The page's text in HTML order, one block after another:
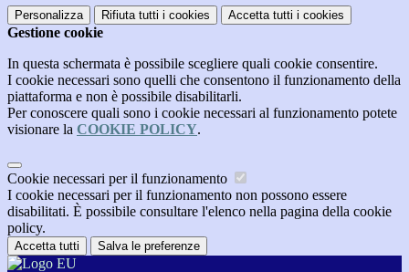
Personalizza Rifiuta tutti i cookies Accetta tutti i cookies
Gestione cookie
In questa schermata è possibile scegliere quali cookie consentire.
I cookie necessari sono quelli che consentono il funzionamento della
piattaforma e non è possibile disabilitarli.
Per conoscere quali sono i cookie necessari al funzionamento potete
visionare la COOKIE POLICY.
Cookie necessari per il funzionamento
I cookie necessari per il funzionamento non possono essere
disabilitati. È possibile consultare l'elenco nella pagina della cookie
policy.
Accetta tutti Salva le preferenze